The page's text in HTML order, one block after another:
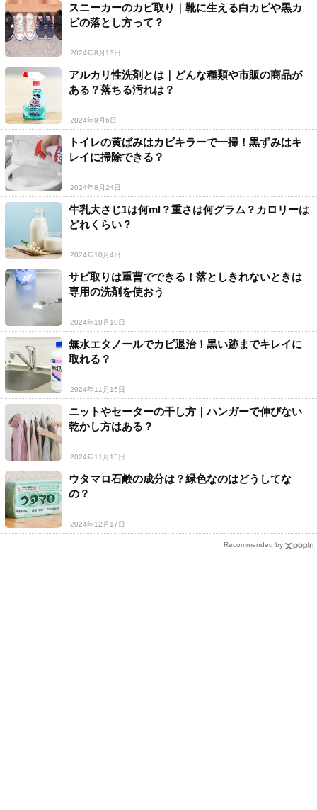
スニーカーのカビ取り｜靴に生える白カビや黒カ
ビの落とし方って？
2024年8月13日
アルカリ性洗剤とは｜どんな種類や市販の商品が
ある？落ちる汚れは？
2024年9月6日
トイレの黄ばみはカビキラーで一掃！黒ずみはキ
レイに掃除できる？
2024年8月24日
牛乳大さじ1は何ml？重さは何グラム？カロリーは
どれくらい？
2024年10月4日
サビ取りは重曹でできる！落としきれないときは
専用の洗剤を使おう
2024年10月10日
無水エタノールでカビ退治！黒い跡までキレイに
取れる？
2024年11月15日
ニットやセーターの干し方｜ハンガーで伸びない
乾かし方はある？
2024年11月15日
ウタマロ石鹸の成分は？緑色なのはどうしてな
の？
2024年12月17日
Recommended by